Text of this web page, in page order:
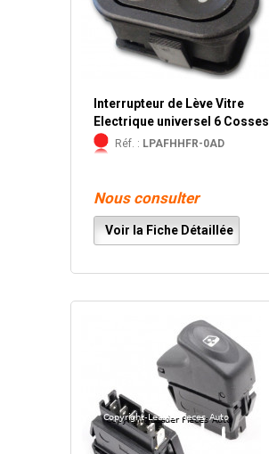
Interrupteur de Lève Vitre
Electrique universel 6 Cosses
Réf. : LPAFHHFR-0AD
Nous consulter
Voir la Fiche Détaillée